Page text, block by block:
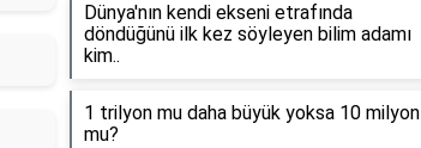
Dünya'nın kendi ekseni etrafında
döndüğünü ilk kez söyleyen bilim adamı
kim..
1 trilyon mu daha büyük yoksa 10 milyon
mu?